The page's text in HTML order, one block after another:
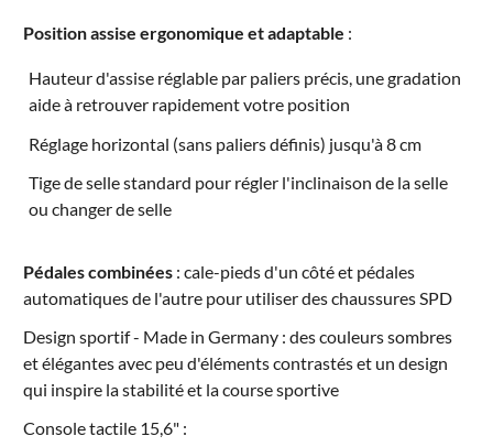
Position assise ergonomique et adaptable :
Hauteur d'assise réglable par paliers précis, une gradation
aide à retrouver rapidement votre position
Réglage horizontal (sans paliers définis) jusqu'à 8 cm
Tige de selle standard pour régler l'inclinaison de la selle
ou changer de selle
Pédales combinées : cale-pieds d'un côté et pédales
automatiques de l'autre pour utiliser des chaussures SPD
Design sportif - Made in Germany : des couleurs sombres
et élégantes avec peu d'éléments contrastés et un design
qui inspire la stabilité et la course sportive
Console tactile 15,6" :